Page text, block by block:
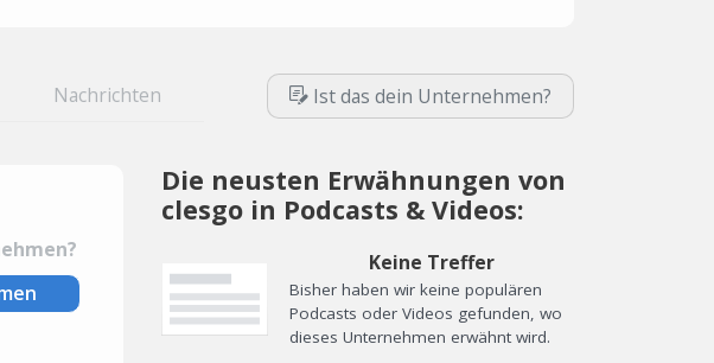
Nachrichten Ist das dein Unternehmen?
Die neusten Erwähnungen von
clesgo in Podcasts & Videos:
Keine Treffer
Bisher haben wir keine populären
Podcasts oder Videos gefunden, wo
dieses Unternehmen erwähnt wird.